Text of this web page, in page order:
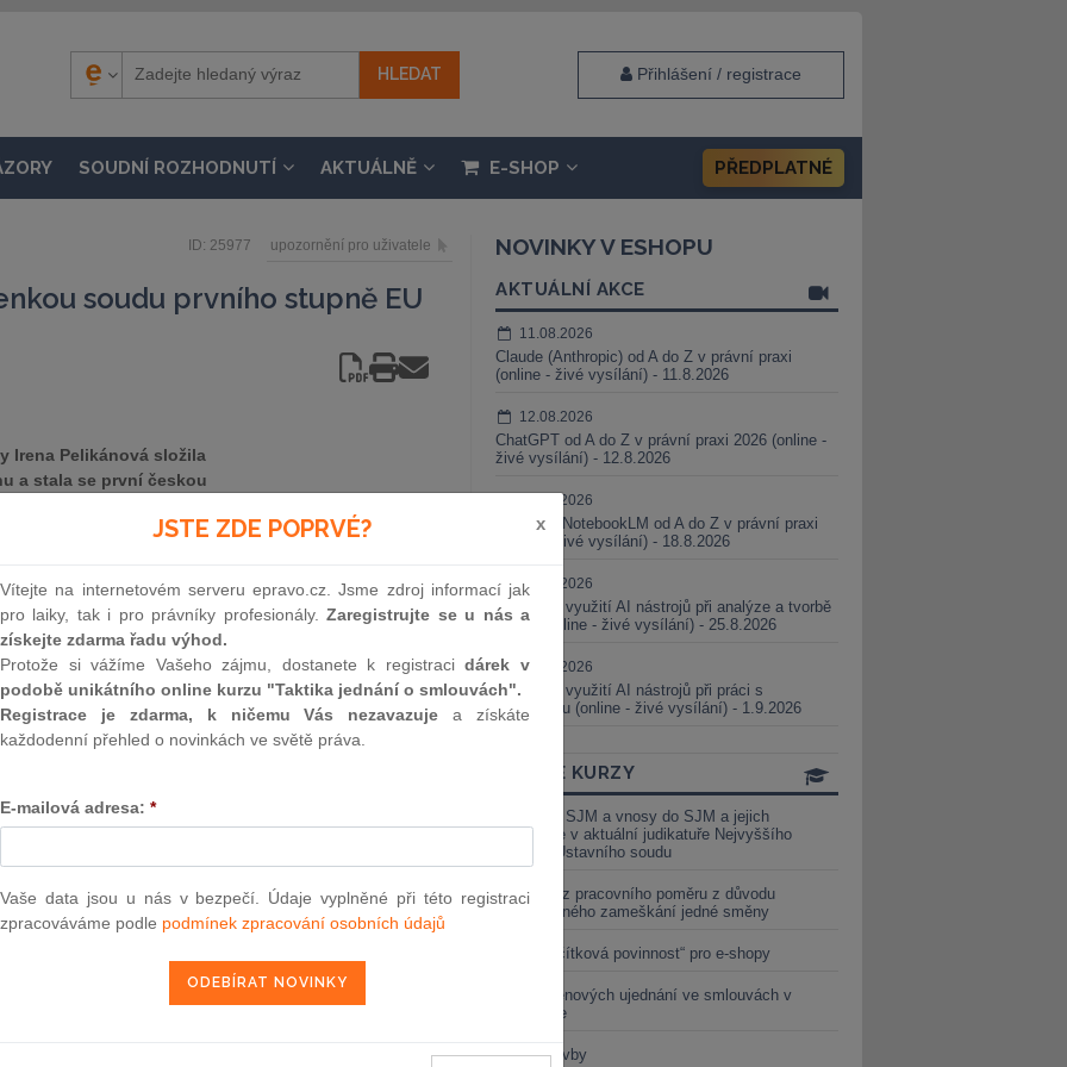
Přihlášení / registrace
SOUDNÍ ROZHODNUTÍ AKTUÁLNĚ E-SHOP PŘEDPLATNÉ
ID: 25977 upozornění pro uživatele
soudu prvního stupně EU
Irena Pelikánová složila
a stala se první českou
v Lucemburku. Spolu s
nových členských států
Slovinský zástupce nebyl
dvora (ESD), kteří skládali slib v úterý, byli výlučně
pět žen a čtyři pánové. Ve všech případech jsou to
dráhu v justici nebo v akademickém světě. Na rozdíl
orientováni.
žalobami fyzických a právnických osob z EU proti
nečinnosti institucí EU, náhradami škod způsobených
EU a podobně. Je nezávislý na ESD, proti jeho
první instance je vyřizování odvolání proti rozhodnutím
tresty na podniky, které porušují evropské právo
dominantní postavení na trhu). Velkou pozornost
nařízení komise, aby ten či onen podnik vrátil podpory
kandidát, který prošel konkurzem, nesplňuje vnitřní
40 let.
NOVINKY V ESHOPU
AKTUÁLNÍ AKCE
11.08.2026
Claude (Anthropic) od A do Z v právní praxi
(online - živé vysílání) - 11.8.2026
12.08.2026
ChatGPT od A do Z v právní praxi 2026 (online -
živé vysílání) - 12.8.2026
18.08.2026
Gemini a NotebookLM od A do Z v právní praxi
(online - živé vysílání) - 18.8.2026
25.08.2026
Praktické využití AI nástrojů při analýze a tvorbě
smluv (online - živé vysílání) - 25.8.2026
01.09.2026
Praktické využití AI nástrojů při práci s
judikaturou (online - živé vysílání) - 1.9.2026
ONLINE KURZY
Vnosy ze SJM a vnosy do SJM a jejich
valorizace v aktuální judikatuře Nejvyššího
soudu a Ústavního soudu
Výpověď z pracovního poměru z důvodu
neomluveného zameškání jedné směny
Nová „tlačítková povinnost“ pro e-shopy
Změna cenových ujednání ve smlouvách v
energetice
Černé stavby
JSTE ZDE POPRVÉ? x
Vítejte na internetovém serveru epravo.cz. Jsme zdroj informací jak
pro laiky, tak i pro právníky profesionály.Zaregistrujte se u nás a
získejte zdarma řadu výhod.
Protože si vážíme Vašeho zájmu, dostanete k registracidárek v
podobě unikátního online kurzu "Taktika jednání o smlouvách".
Registrace je zdarma, k ničemu Vás nezavazuje a získáte
každodenní přehled o novinkách ve světě práva.
E-mailová adresa: *
Vaše data jsou u nás v bezpečí. Údaje vyplněné při této registraci
zpracováváme podle podmínek zpracování osobních údajů